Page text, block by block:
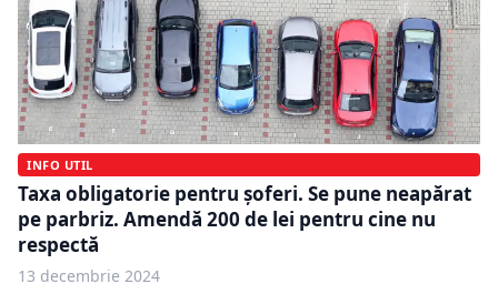
INFO UTIL
Taxa obligatorie pentru șoferi. Se pune neapărat
pe parbriz. Amendă 200 de lei pentru cine nu
respectă
13 decembrie 2024